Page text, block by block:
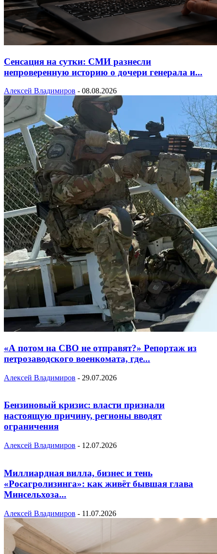
Сенсация на сутки: СМИ разнесли
непроверенную историю о дочери генерала и...
Алексей Владимиров - 08.08.2026
«А потом на СВО не отправят?» Репортаж из
петрозаводского военкомата, где...
Алексей Владимиров - 29.07.2026
Бензиновый кризис: власти признали
настоящую причину, регионы вводят
ограничения
Алексей Владимиров - 12.07.2026
Миллиардная вилла, бизнес и тень
«Росагролизинга»: как живёт бывшая глава
Минсельхоза...
Алексей Владимиров - 11.07.2026